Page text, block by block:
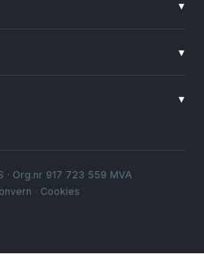
▾
▾
▾
Org.nr 917 723 559 MVA
· Cookies